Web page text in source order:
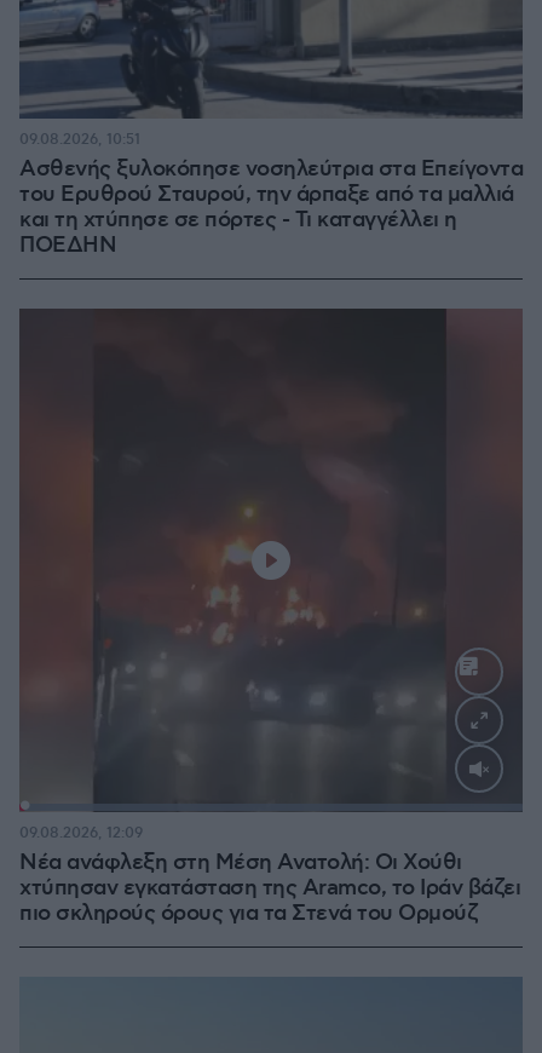
Ασθενής ξυλοκόπησε νοσηλεύτρια στα Επείγοντα
του Ερυθρού Σταυρού, την άρπαξε από τα μαλλιά
και τη χτύπησε σε πόρτες - Τι καταγγέλλει η
ΠΟΕΔΗΝ
09.08.2026, 10:51
Νέα ανάφλεξη στη Μέση Ανατολή: Οι Χούθι
χτύπησαν εγκατάσταση της Aramco, το Ιράν βάζει
πιο σκληρούς όρους για τα Στενά του Ορμούζ
09.08.2026, 12:09